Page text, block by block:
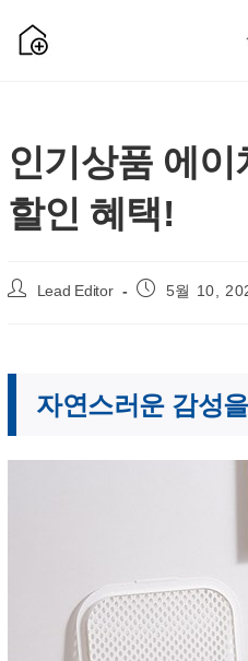
인기상품 에
할인 혜택!
Post
Lead Editor
Post 5월 10,
자연스러운 감성